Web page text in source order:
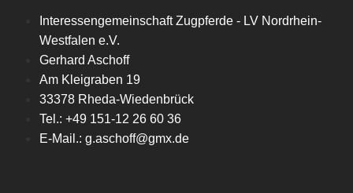
Interessengemeinschaft Zugpferde - LV Nordrhein-
Westfalen e.V.
Gerhard Aschoff
Am Kleigraben 19
33378 Rheda-Wiedenbrück
Tel.: +49 151-12 26 60 36
E-Mail.: g.aschoff@gmx.de